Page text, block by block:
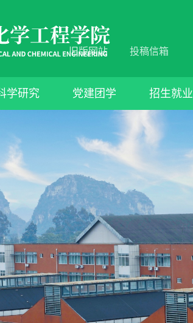
投稿信箱
旧版网站
学研究 党建团学 招生就业